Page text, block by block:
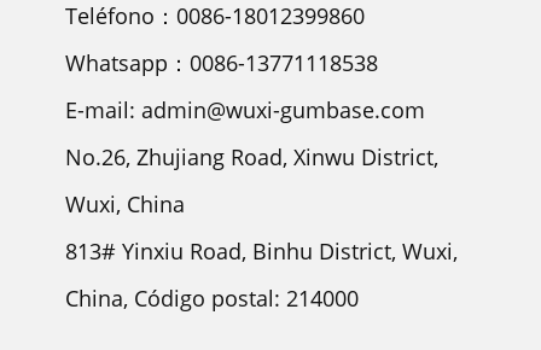
Teléfono：0086-18012399860
Whatsapp：0086-13771118538
E-mail: admin@wuxi-gumbase.com
No.26, Zhujiang Road, Xinwu District,
Wuxi, China
813# Yinxiu Road, Binhu District, Wuxi,
China, Código postal: 214000